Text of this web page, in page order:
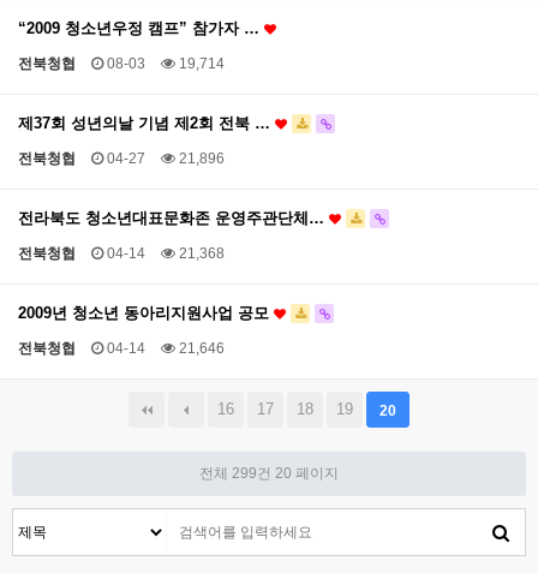
“2009 청소년우정 캠프” 참가자 …
전북청협 08-03 19,714
제37회 성년의날 기념 제2회 전북 …
전북청협 04-27 21,896
전라북도 청소년대표문화존 운영주관단체…
전북청협 04-14 21,368
2009년 청소년 동아리지원사업 공모
전북청협 04-14 21,646
16 17 18 19 20
전체 299건 20 페이지